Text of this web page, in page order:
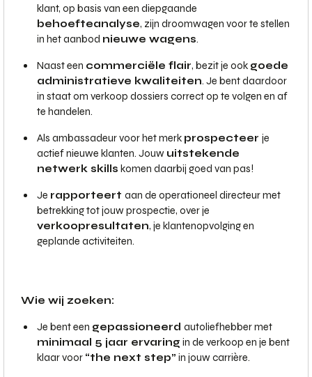
klant, op basis van een diepgaande
behoefteanalyse, zijn droomwagen voor te stellen
in het aanbod nieuwe wagens.
Naast een commerciële flair, bezit je ook goede
administratieve kwaliteiten. Je bent daardoor
in staat om verkoop dossiers correct op te volgen en af
te handelen.
Als ambassadeur voor het merk prospecteer je
actief nieuwe klanten. Jouw uitstekende
netwerk skills komen daarbij goed van pas!
Je rapporteert aan de operationeel directeur met
betrekking tot jouw prospectie, over je
verkoopresultaten, je klantenopvolging en
geplande activiteiten.
Wie wij zoeken:
Je bent een gepassioneerd autoliefhebber met
minimaal 5 jaar ervaring in de verkoop en je bent
klaar voor “the next step” in jouw carrière.